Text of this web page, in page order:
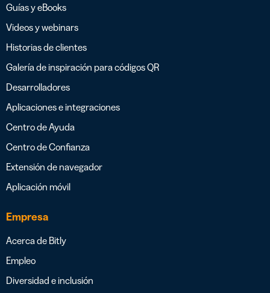
Guías y eBooks
Videos y webinars
Historias de clientes
Galería de inspiración para códigos QR
Desarrolladores
Aplicaciones e integraciones
Centro de Ayuda
Centro de Confianza
Extensión de navegador
Aplicación móvil
Empresa
Acerca de Bitly
Empleo
Diversidad e inclusión